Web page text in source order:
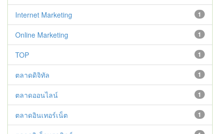
1
Internet Marketing
1
Online Marketing
1
TOP
1
ตลาดดิจิทัล
1
ตลาดออนไลน์
1
ตลาดอินเทอร์เน็ต